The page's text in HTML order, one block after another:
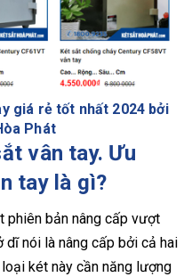
giá rẻ tốt nhất 2024 bởi
Phát
vân tay. Ưu
tay là gì?
phiên bản nâng cấp vượt
nói là nâng cấp bởi cả hai
két này cần năng lượng